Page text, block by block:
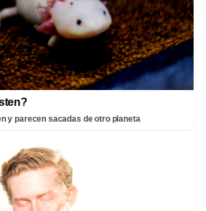
y parecen sacadas de otro planeta